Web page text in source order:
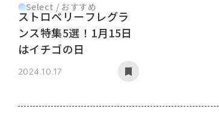
Select / おすすめ
ストロベリーフレグラ
ンス特集5選！1月15日
はイチゴの日
2024.10.17